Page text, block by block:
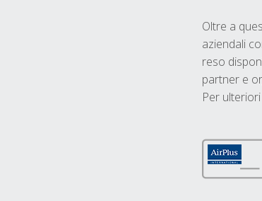
Oltre a
aziendali
reso
partner e
Per